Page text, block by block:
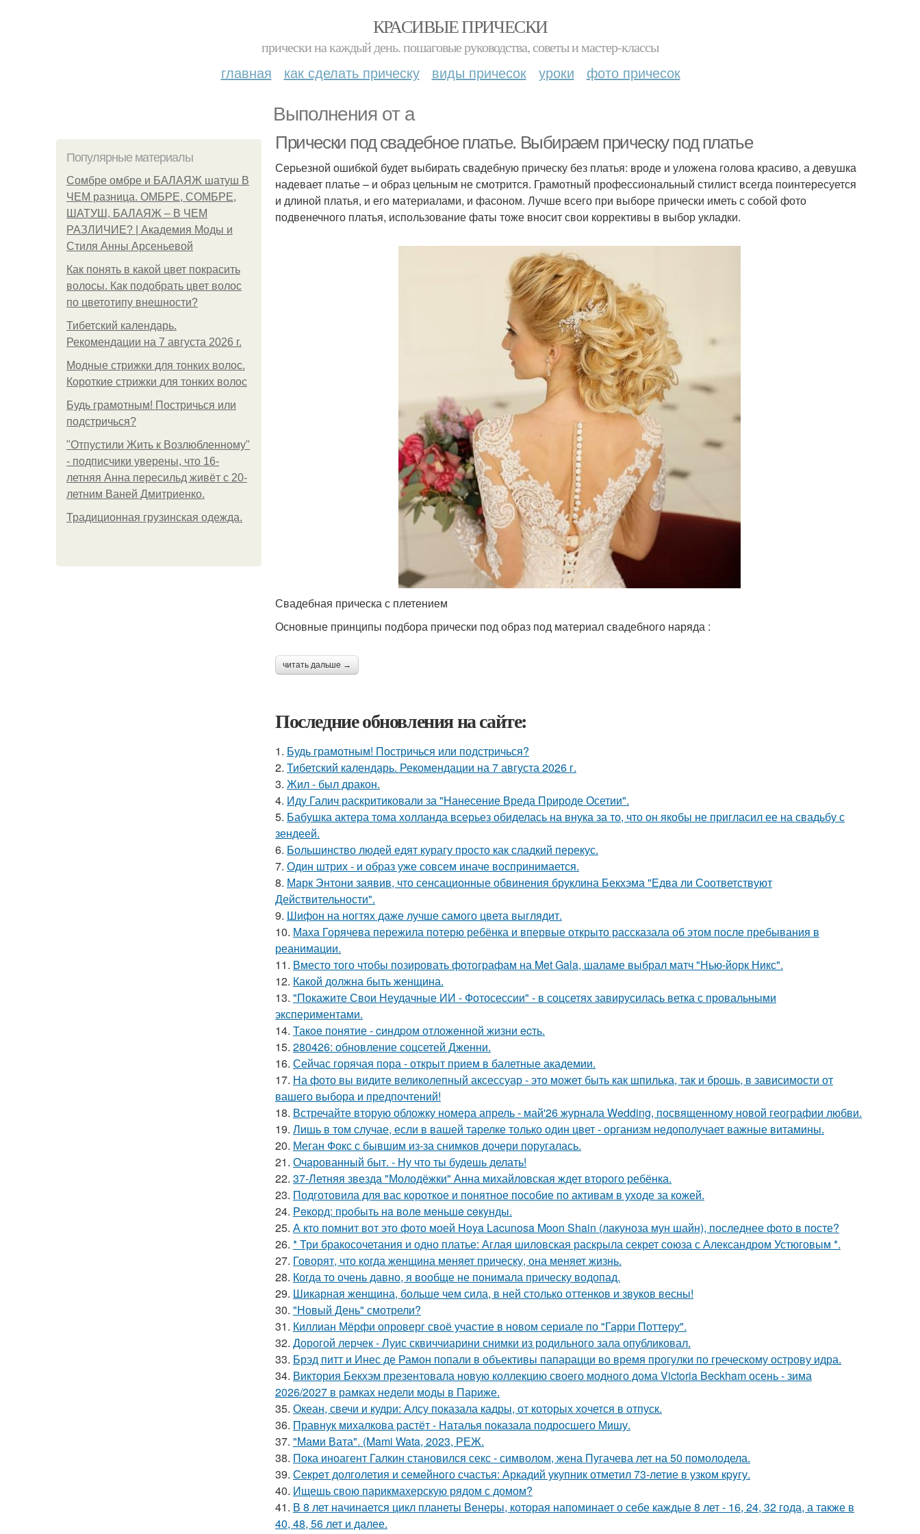
КРАСИВЫЕ ПРИЧЕСКИ
прически на каждый день. пошаговые руководства, советы и мастер-классы
главная как сделать прическу виды причесок уроки фото причесок
Выполнения от а
Популярные материалы
Сомбре омбре и БАЛАЯЖ шатуш В
ЧЕМ разница. ОМБРЕ, СОМБРЕ,
ШАТУШ, БАЛАЯЖ – В ЧЕМ
РАЗЛИЧИЕ? | Академия Моды и
Стиля Анны Арсеньевой
Как понять в какой цвет покрасить
волосы. Как подобрать цвет волос
по цветотипу внешности?
Тибетский календарь.
Рекомендации на 7 августа 2026 г.
Модные стрижки для тонких волос.
Короткие стрижки для тонких волос
Будь грамотным! Постричься или
подстричься?
"Отпустили Жить к Возлюбленному"
- подписчики уверены, что 16-
летняя Анна пересильд живёт с 20-
летним Ваней Дмитриенко.
Традиционная грузинская одежда.
Прически под свадебное платье. Выбираем прическу под платье
Серьезной ошибкой будет выбирать свадебную прическу без платья: вроде и уложена голова красиво, а девушка
надевает платье – и образ цельным не смотрится. Грамотный профессиональный стилист всегда поинтересуется
и длиной платья, и его материалами, и фасоном. Лучше всего при выборе прически иметь с собой фото
подвенечного платья, использование фаты тоже вносит свои коррективы в выбор укладки.
Свадебная прическа с плетением
Основные принципы подбора прически под образ под материал свадебного наряда :
читать дальше →
Последние обновления на сайте:
1. Будь грамотным! Постричься или подстричься?
2. Тибетский календарь. Рекомендации на 7 августа 2026 г.
3. Жил - был дракон.
4. Иду Галич раскритиковали за "Нанесение Вреда Природе Осетии".
5. Бабушка актера тома холланда всерьез обиделась на внука за то, что он якобы не пригласил ее на свадьбу с
зендеей.
6. Большинство людей едят курагу просто как сладкий перекус.
7. Один штрих - и образ уже совсем иначе воспринимается.
8. Марк Энтони заявив, что сенсационные обвинения бруклина Бекхэма "Едва ли Соответствуют
Действительности".
9. Шифон на ногтях даже лучше самого цвета выглядит.
10. Маха Горячева пережила потерю ребёнка и впервые открыто рассказала об этом после пребывания в
реанимации.
11. Вместо того чтобы позировать фотографам на Met Gala, шаламе выбрал матч "Нью-йорк Никс".
12. Какой должна быть женщина.
13. "Покажите Свои Неудачные ИИ - Фотосессии" - в соцсетях завирусилась ветка с провальными
экспериментами.
14. Такoe понятие - cиндpом отложeнной жизни ecть.
15. 280426: обновление соцсетей Дженни.
16. Сейчас горячая пора - открыт прием в балетные академии.
17. На фото вы видите великолепный аксессуар - это может быть как шпилька, так и брошь, в зависимости от
вашего выбора и предпочтений!
18. Встречайте вторую обложку номера апрель - май'26 журнала Wedding, посвященному новой географии любви.
19. Лишь в том случае, если в вашей тарелке только один цвет - организм недополучает важные витамины.
20. Меган Фокс с бывшим из-за снимков дочери поругалась.
21. Очарованный быт. - Ну что ты будешь делать!
22. 37-Летняя звезда "Молодёжки" Анна михайловская ждет второго ребёнка.
23. Подготовила для вас короткое и понятное пособие по активам в уходе за кожей.
24. Peкopд: пpoбыть нa вoлe мeньшe ceкyнды.
25. А кто помнит вот это фото моей Hoya Lacunosa Moon Shain (лакуноза мун шайн), последнее фото в посте?
26. * Три бракосочетания и одно платье: Аглая шиловская раскрыла секрет союза с Александром Устюговым *.
27. Говорят, что когда женщина меняет прическу, она меняет жизнь.
28. Когда то очень давно, я вообще не понимала прическу водопад.
29. Шикарная женщина, больше чем сила, в ней столько оттенков и звуков весны!
30. "Новый День" смотрели?
31. Киллиан Мёрфи опроверг своё участие в новом сериале по "Гарри Поттеру".
32. Дорогой лерчек - Луис сквиччиарини снимки из родильного зала опубликовал.
33. Брэд питт и Инес де Рамон попали в объективы папарацци во время прогулки по греческому острову идра.
34. Виктория Бекхэм презентовала новую коллекцию своего модного дома Victoria Beckham осень - зима
2026/2027 в рамках недели моды в Париже.
35. Океан, свечи и кудри: Алсу показала кадры, от которых хочется в отпуск.
36. Правнук михалкова растёт - Наталья показала подросшего Мишу.
37. "Мами Вата". (Mami Wata, 2023, РЕЖ.
38. Пока иноагент Галкин становился секс - символом, жена Пугачева лет на 50 помолодела.
39. Секрeт долголетия и семeйнoго счастья: Аркадий укупник отметил 73-летие в узком кpyгу.
40. Ищешь свою парикмахерскую рядом с домом?
41. В 8 лет начинается цикл планеты Венеры, которая напоминает о себе каждые 8 лет - 16, 24, 32 года, а также в
40, 48, 56 лет и далее.